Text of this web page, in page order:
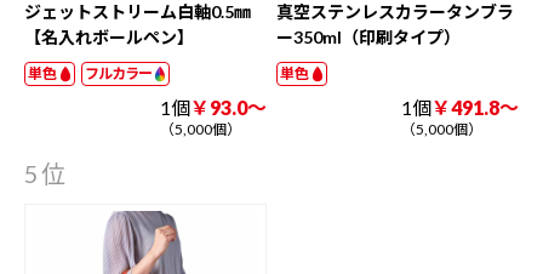
ジェットストリーム白軸0.5㎜
【名入れボールペン】
単色 フルカラー
1個￥93.0～
（5,000個）
真空ステンレスカラータンブラ
ー350ml（印刷タイプ）
単色
1個￥491.8～
（5,000個）
5位